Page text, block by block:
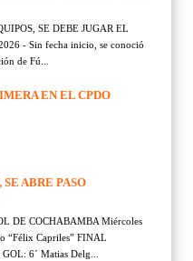
SE DEBE JUGAR EL
- Sin fecha inicio, se conoció
de Fú...
EN EL CPDO
ABRE PASO
DE COCHABAMBA Miércoles
“Félix Capriles” FINAL
6´ Matias Delg...